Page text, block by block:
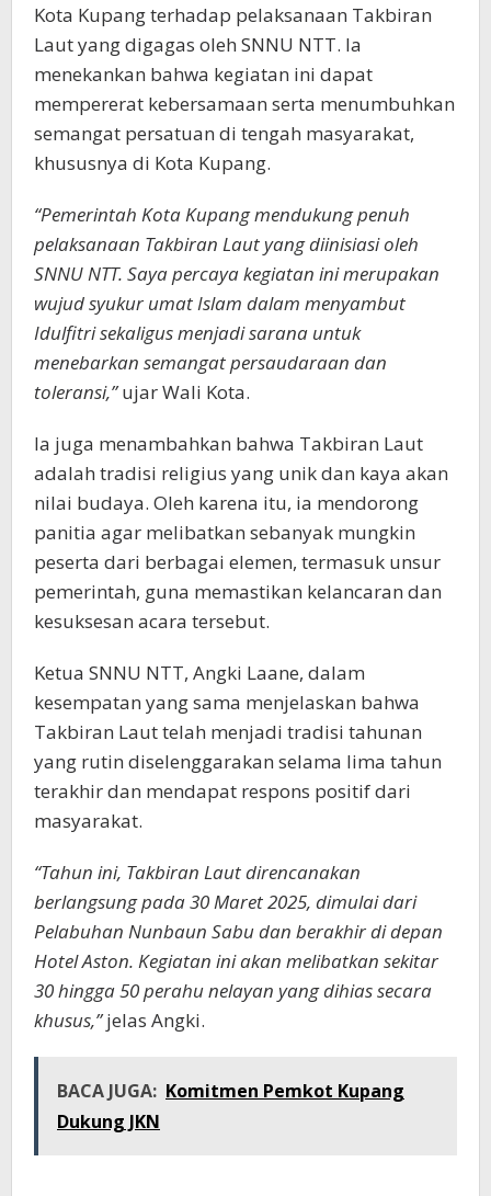
Kota Kupang terhadap pelaksanaan Takbiran
Laut yang digagas oleh SNNU NTT. Ia
menekankan bahwa kegiatan ini dapat
mempererat kebersamaan serta menumbuhkan
semangat persatuan di tengah masyarakat,
khususnya di Kota Kupang.
“Pemerintah Kota Kupang mendukung penuh
pelaksanaan Takbiran Laut yang diinisiasi oleh
SNNU NTT. Saya percaya kegiatan ini merupakan
wujud syukur umat Islam dalam menyambut
Idulfitri sekaligus menjadi sarana untuk
menebarkan semangat persaudaraan dan
toleransi,”ujar Wali Kota.
Ia juga menambahkan bahwa Takbiran Laut
adalah tradisi religius yang unik dan kaya akan
nilai budaya. Oleh karena itu, ia mendorong
panitia agar melibatkan sebanyak mungkin
peserta dari berbagai elemen, termasuk unsur
pemerintah, guna memastikan kelancaran dan
kesuksesan acara tersebut.
Ketua SNNU NTT, Angki Laane, dalam
kesempatan yang sama menjelaskan bahwa
Takbiran Laut telah menjadi tradisi tahunan
yang rutin diselenggarakan selama lima tahun
terakhir dan mendapat respons positif dari
masyarakat.
“Tahun ini, Takbiran Laut direncanakan
berlangsung pada 30 Maret 2025, dimulai dari
Pelabuhan Nunbaun Sabu dan berakhir di depan
Hotel Aston. Kegiatan ini akan melibatkan sekitar
30 hingga 50 perahu nelayan yang dihias secara
khusus,”jelas Angki.
BACA JUGA: Komitmen Pemkot Kupang
Dukung JKN